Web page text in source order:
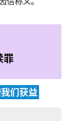
罪
们获益